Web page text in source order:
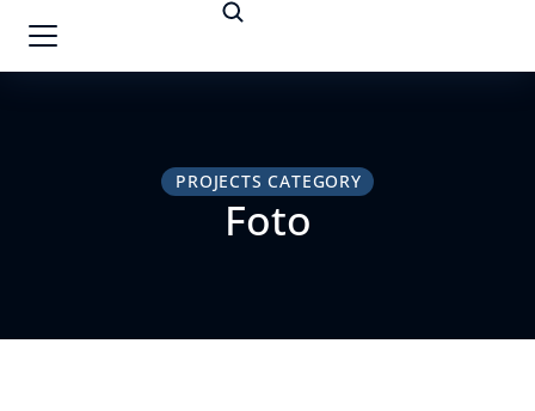
PROJECTS CATEGORY
Foto